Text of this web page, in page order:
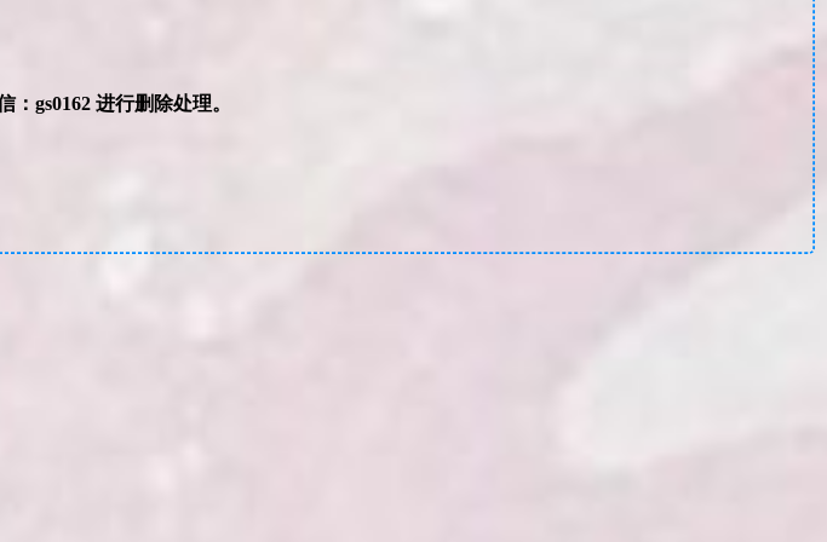
本网站的文章部分内容可能来源于网络，仅供大家学习与参考，如有侵权，请联系站长微信：gs0162 进行删除处理。